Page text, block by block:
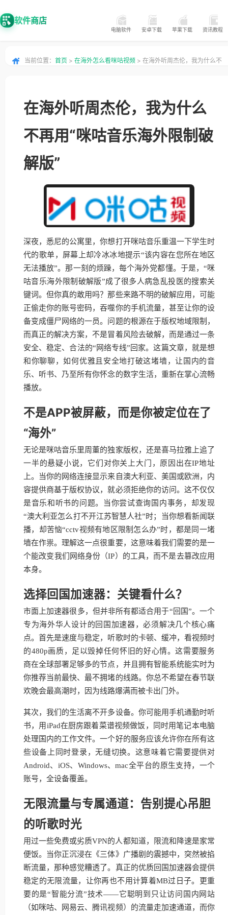
软件商店
电脑软件 安卓下载 苹果下载 资讯教程
当前位置： 首页 > 在海外怎么看咪咕视频 > 在海外听周杰伦，我为什么不
在海外听周杰伦，我为什么
不再用“咪咕音乐海外限制破
解版”
深夜，悉尼的公寓里，你想打开咪咕音乐重温一下学生时
代的歌单，屏幕上却冷冰冰地提示“该内容在您所在地区
无法播放”。那一刻的烦躁，每个海外党都懂。于是，“咪
咕音乐海外限制破解版”成了很多人病急乱投医的搜索关
键词。但你真的敢用吗？那些来路不明的破解应用，可能
正偷走你的账号密码，吞噬你的手机流量，甚至让你的设
备变成僵尸网络的一员。问题的根源在于版权地域限制，
而真正的解决方案，不是冒着风险去破解，而是通过一条
安全、稳定、合法的“网络专线”回家。这篇文章，就是想
和你聊聊，如何优雅且安全地打破这堵墙，让国内的音
乐、听书、乃至所有你怀念的数字生活，重新在掌心流畅
播放。
不是APP被屏蔽，而是你被定位在了
“海外”
无论是咪咕音乐里周董的独家版权，还是喜马拉雅上追了
一半的悬疑小说，它们对你关上大门，原因出在IP地址
上。当你的网络连接显示来自澳大利亚、美国或欧洲，内
容提供商基于版权协议，就必须拒绝你的访问。这不仅仅
是音乐和听书的问题。当你尝试查询国内事务，却发现
“澳大利亚怎么打不开江苏智慧人社”时；当你想看新闻联
播，却苦恼“cctv视频有地区限制怎么办”时，都是同一堵
墙在作祟。理解这一点很重要，这意味着我们需要的是一
个能改变我们网络身份（IP）的工具，而不是去篡改应用
本身。
选择回国加速器：关键看什么？
市面上加速器很多，但并非所有都适合用于“回国”。一个
专为海外华人设计的回国加速器，必须解决几个核心痛
点。首先是速度与稳定，听歌时的卡顿、缓冲，看视频时
的480p画质，足以毁掉任何怀旧的好心情。这需要服务
商在全球部署足够多的节点，并且拥有智能系统能实时为
你推荐当前最快、最不拥堵的线路。你总不希望在春节联
欢晚会最高潮时，因为线路爆满而被卡出门外。
其次，我们的生活离不开多设备。你可能用手机通勤时听
书，用iPad在厨房跟着菜谱视频做饭，同时用笔记本电脑
处理国内的工作文件。一个好的服务应该允许你在所有这
些设备上同时登录，无缝切换。这意味着它需要提供对
Android、iOS、Windows、mac全平台的原生支持，一个
账号，全设备覆盖。
无限流量与专属通道：告别提心吊胆
的听歌时光
用过一些免费或劣质VPN的人都知道，限流和降速是家常
便饭。当你正沉浸在《三体》广播剧的震撼中，突然被掐
断流量，那种感觉糟透了。真正的优质回国加速器会提供
稳定的无限流量，让你再也不用计算着MB过日子。更重
要的是“智能分流”技术——它聪明到只让访问国内网站
（如咪咕、网易云、腾讯视频）的流量走加速通道，而你